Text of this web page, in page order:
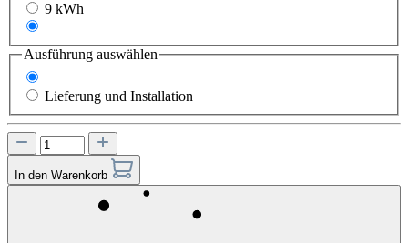
9 kWh
Ausführung auswählen
Lieferung und Installation
In den Warenkorb